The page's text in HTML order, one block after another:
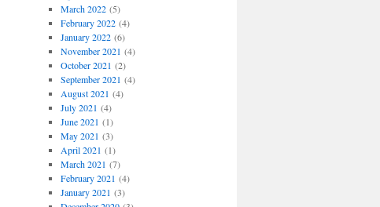
March 2022(5)
February 2022(4)
January 2022(6)
November 2021 (4)
October 2021 (2)
September 2021 (4)
August 2021 (4)
July 2021 (4)
June 2021 (1)
May 2021 (3)
April 2021 (1)
March 2021 (7)
February 2021 (4)
January 2021 (3)